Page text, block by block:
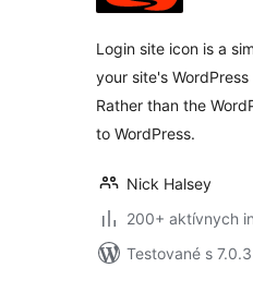
Login site icon is a
your site's
Rather than the
to WordPress.
Nick Halsey
200+ aktívnych
Testované s 7.0.3